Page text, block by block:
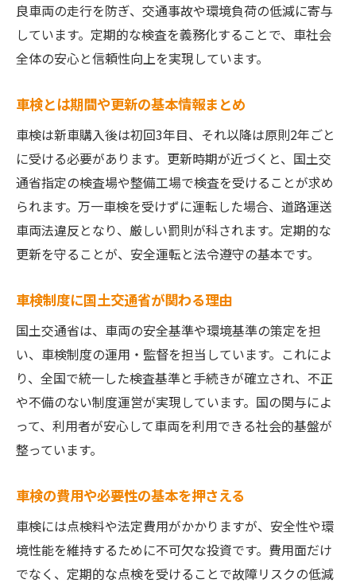
車検費用の仕組みと考え方を解説
車検の費用は何にかかるのか分かりやすく
解説
車検費用の内訳と費用対効果を考える
車検通すだけ費用で済ませる方法の注意点
車検費用を抑えるコツと制度活用法
車検とは費用面でどう考えるべきか
車検を受けない場合のリスクと罰則
車検をやらないとどうなるのか徹底解説
車検切れのまま運転するリスクと危険性
車検を受けない場合の具体的なトラブル例
車検制度遵守が安心に直結する理由
車検義務違反が社会にもたらす影響
初めてでも安心な車検やり方ガイド
車検やり方を初めての方にも分かりやすく
車検をスムーズに通すための準備ポイント
初めての車検で知っておきたい手続きの流
れ
車検で注意すべきポイントとよくある疑問
良車両の走行を防ぎ、交通事故や環境負荷の低減に寄与
しています。定期的な検査を義務化することで、車社会
全体の安心と信頼性向上を実現しています。
車検とは期間や更新の基本情報まとめ
車検は新車購入後は初回3年目、それ以降は原則2年ごと
に受ける必要があります。更新時期が近づくと、国土交
通省指定の検査場や整備工場で検査を受けることが求め
られます。万一車検を受けずに運転した場合、道路運送
車両法違反となり、厳しい罰則が科されます。定期的な
更新を守ることが、安全運転と法令遵守の基本です。
車検制度に国土交通省が関わる理由
国土交通省は、車両の安全基準や環境基準の策定を担
い、車検制度の運用・監督を担当しています。これによ
り、全国で統一した検査基準と手続きが確立され、不正
や不備のない制度運営が実現しています。国の関与によ
って、利用者が安心して車両を利用できる社会的基盤が
整っています。
車検の費用や必要性の基本を押さえる
車検には点検料や法定費用がかかりますが、安全性や環
境性能を維持するために不可欠な投資です。費用面だけ
でなく、定期的な点検を受けることで故障リスクの低減